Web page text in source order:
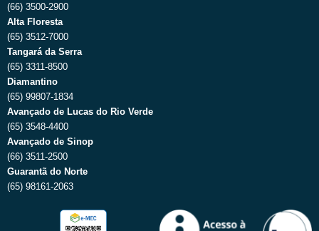
(66) 3500-2900
Alta Floresta
(65) 3512-7000
Tangará da Serra
(65) 3311-8500
Diamantino
(65) 99807-1834
Avançado de Lucas do Rio Verde
(65) 3548-4400
Avançado de Sinop
(66) 3511-2500
Guarantã do Norte
(65) 98161-2063